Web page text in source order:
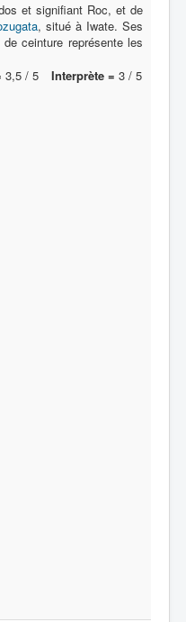
et signifiant Roc, et de
, situé à Iwate. Ses
ceinture représente les
3,5 / 5 Interprète = 3 / 5